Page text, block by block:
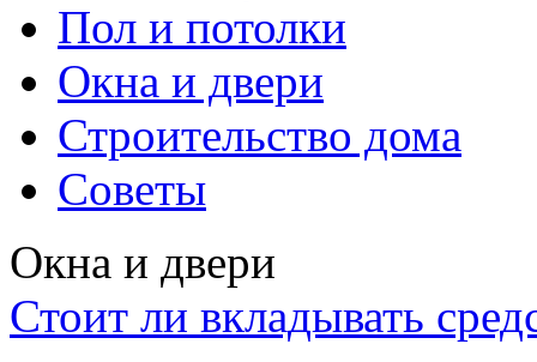
Пол и потолки
Окна и двери
Строительство дома
Советы
Окна и двери
Стоит ли вкладывать